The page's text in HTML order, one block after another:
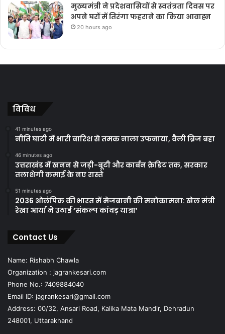
मुख्यमंत्री ने प्रदेशवासियों से स्वतंत्रता दिवस पर
अपने घरों में तिरंगा फहराने का किया आवाह्न
20 hours ago
विविध
41 minutes ago
नीति घाटी में भारी बारिश से तमक नाला उफनाया, वैली ब्रिज बहा
46 minutes ago
उत्तराखंड में खनन से जड़ी-बूटी और कार्बन क्रेडिट तक, सरकार
तलाशेगी कमाई के नए रास्ते
51 minutes ago
2036 ओलंपिक की भारत में मेजबानी की मनोकामना: खेल मंत्री
रेखा आर्या ने उठाई ‘संकल्प कांवड़ यात्रा’
Contact Us
Name: Rishabh Chawla
Organization : jagrankesari.com
Phone No.: 7409884040
Email ID: jagrankesari@gmail.com
Address: 00/32, Ansari Road, Kalika Mata Mandir, Dehradun
248001, Uttarakhand